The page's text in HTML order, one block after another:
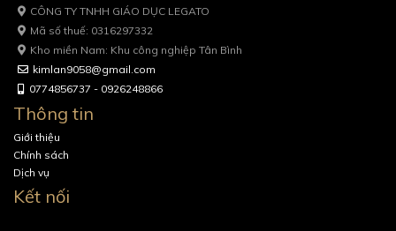
CÔNG TY TNHH GIÁO DỤC LEGATO
Mã số thuế: 0316297332
Kho miền Nam: Khu công nghiệp Tân Bình
kimlan9058@gmail.com
0774856737 - 0926248866
Thông tin
Giới thiệu
Chính sách
Dịch vụ
Kết nối